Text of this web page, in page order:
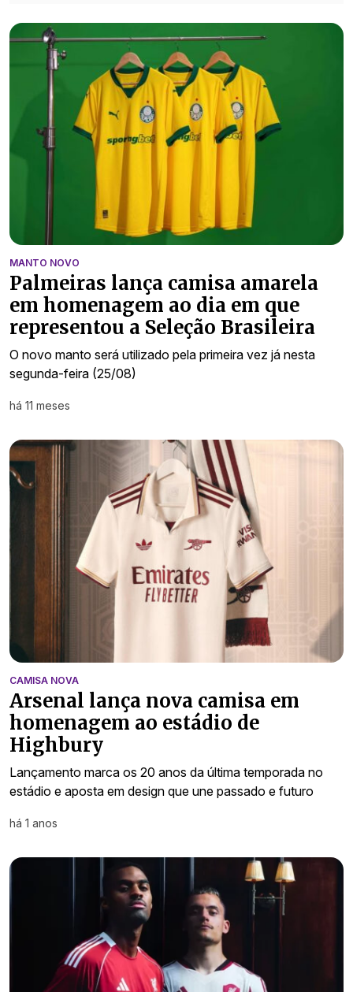
MANTO NOVO
Palmeiras lança camisa amarela
em homenagem ao dia em que
representou a Seleção Brasileira
O novo manto será utilizado pela primeira vez já nesta
segunda-feira (25/08)
há 11 meses
CAMISA NOVA
Arsenal lança nova camisa em
homenagem ao estádio de
Highbury
Lançamento marca os 20 anos da última temporada no
estádio e aposta em design que une passado e futuro
há 1 anos